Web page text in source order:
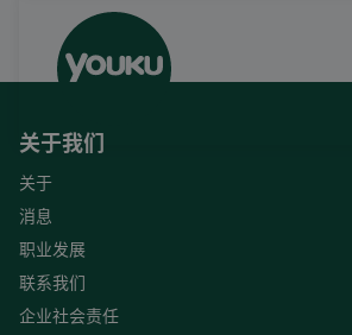
关于我们
关于
消息
职业发展
联系我们
企业社会责任